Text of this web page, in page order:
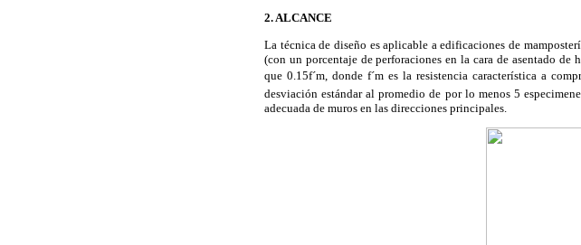
2.ALCANCE
La técnica de diseño es aplicable a edificaciones de
(con un porcentaje de perforaciones en la cara de asentado de
que 0.15f´m, donde f´m es la resistencia característica a
desviación estándar al promedio de por lo menos 5
adecuada de muros en las direcciones principales.